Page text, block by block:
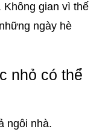
gian vì thế
ngày hè
nhỏ có thể
ngôi nhà.